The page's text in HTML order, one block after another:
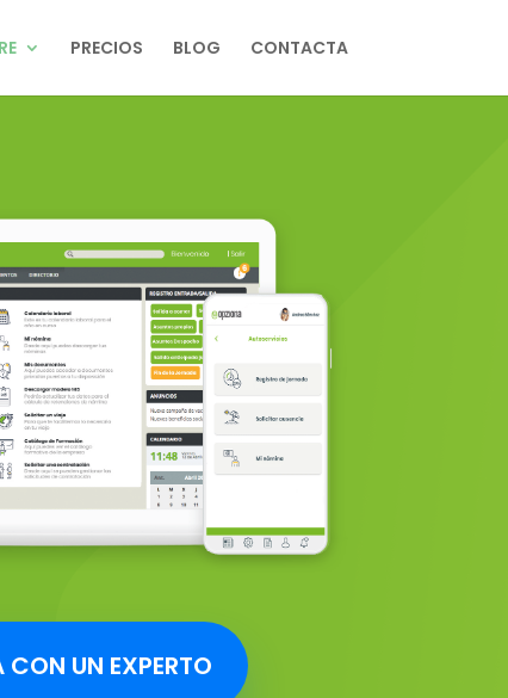
PRECIOS BLOG CONTACTA
UN EXPERTO